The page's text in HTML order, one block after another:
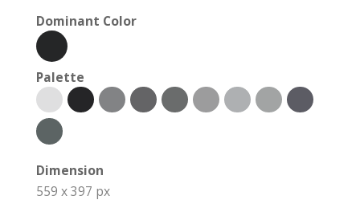
Dominant Color
Palette
Dimension
559 x 397 px